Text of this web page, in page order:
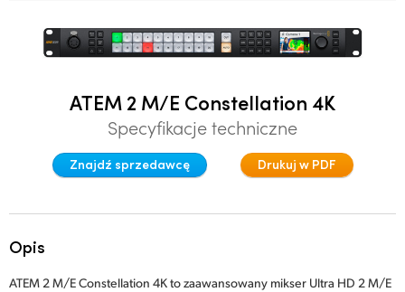
Funkcje
Sterowanie oprogramowaniem
Advanced Panel
Specyfikacje
Austria
Canada
China
France
ATEM 2 M/E Constellation 4K
Specyfikacje techniczne
Znajdź sprzedawcę Drukuj w PDF
Opis
ATEM 2 M/E Constellation 4K to zaawansowany mikser Ultra HD 2 M/E